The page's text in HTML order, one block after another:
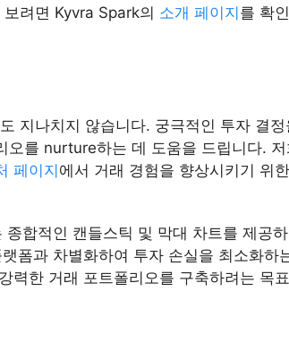
려면 Kyvra Spark의 소개 페이지 를 확
지나치지 않습니다. 궁극적인 투자 결
를 nurture하는 데 도움을 드립니다.
페이지에서 거래 경험을 향상시키기 위
합적인 캔들스틱 및 막대 차트를 제공
폼과 차별화하여 투자 손실을 최소화하
한 거래 포트폴리오를 구축하려는 목